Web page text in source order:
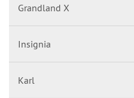
Grandland X
Insignia
Karl